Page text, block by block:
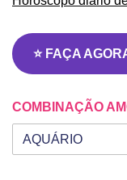
⭐ FAÇA
COMBINAÇÃO
Seu signo
Signo da outra pessoa